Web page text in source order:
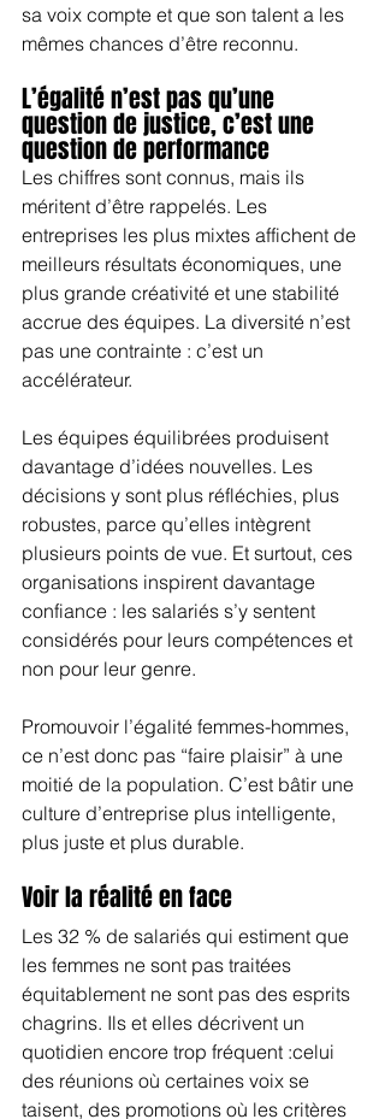
sa voix compte et que son talent a les
mêmes chances d’être reconnu.
L’égalité n’est pas qu’une
question de justice, c’est une
question de performance
Les chiffres sont connus, mais ils
méritent d’être rappelés. Les
entreprises les plus mixtes affichent de
meilleurs résultats économiques, une
plus grande créativité et une stabilité
accrue des équipes. La diversité n’est
pas une contrainte : c’est un
accélérateur.
Les équipes équilibrées produisent
davantage d’idées nouvelles. Les
décisions y sont plus réfléchies, plus
robustes, parce qu’elles intègrent
plusieurs points de vue. Et surtout, ces
organisations inspirent davantage
confiance : les salariés s’y sentent
considérés pour leurs compétences et
non pour leur genre.
Promouvoir l’égalité femmes-hommes,
ce n’est donc pas “faire plaisir” à une
moitié de la population. C’est bâtir une
culture d’entreprise plus intelligente,
plus juste et plus durable.
Voir la réalité en face
Les 32 % de salariés qui estiment que
les femmes ne sont pas traitées
équitablement ne sont pas des esprits
chagrins. Ils et elles décrivent un
quotidien encore trop fréquent :celui
des réunions où certaines voix se
taisent, des promotions où les critères